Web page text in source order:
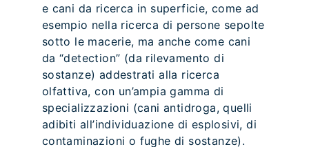
e cani da ricerca in superficie, come ad
esempio nella ricerca di persone sepolte
sotto le macerie, ma anche come cani
da “detection” (da rilevamento di
sostanze) addestrati alla ricerca
olfattiva, con un’ampia gamma di
specializzazioni (cani antidroga, quelli
adibiti all’individuazione di esplosivi, di
contaminazioni o fughe di sostanze).